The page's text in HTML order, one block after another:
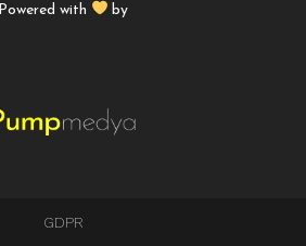
Powered with by
GDPR